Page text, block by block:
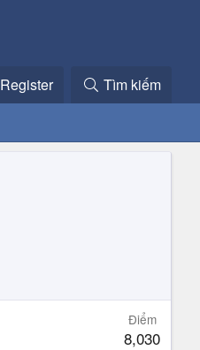
Register Tìm kiếm
Điểm
8,030